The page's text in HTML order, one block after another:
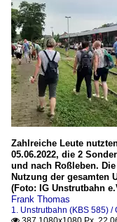
Zahlreiche Leute
05.06.2022, die 2
und nach Roßleben.
Nutzung der gesamten
(Foto: IG Unstrutbahn
Frank Thomas
1. Unstrutbahn (KBS 585)